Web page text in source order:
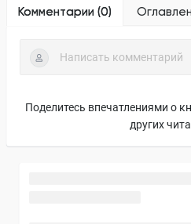
Комментарии (0)
Поделитесь впечатлениями о
других